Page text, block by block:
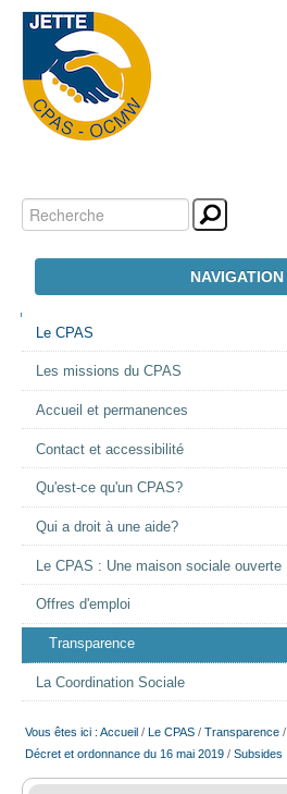
Outils
personnels
Chercher par
Recherche
NAVIGATION
LE CPAS
ACTION SOCIALE
EMPLOI
AIDE ALIMENTAIRE
SENIORS
CULTURE ET JEUNESSE
NAVIGATION
Le CPAS
Les missions du CPAS
Accueil et permanences
Contact et accessibilité
Qu'est-ce qu'un CPAS?
Qui a droit à une aide?
Le CPAS : Une maison sociale ouverte
Offres d'emploi
Transparence
La Coordination Sociale
Vous êtes ici : Accueil / Le CPAS / Transparence /
Décret et ordonnance du 16 mai 2019 / Subsides